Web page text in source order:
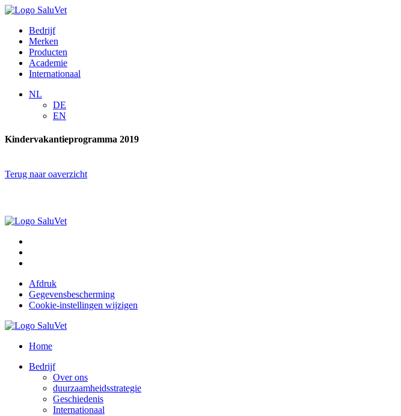
Bedrijf
Merken
Producten
Academie
Internationaal
NL
DE
EN
Kindervakantieprogramma 2019
Terug naar oaverzicht
Afdruk
Gegevensbescherming
Cookie-instellingen wijzigen
Home
Bedrijf
Over ons
duurzaamheidsstrategie
Geschiedenis
Internationaal